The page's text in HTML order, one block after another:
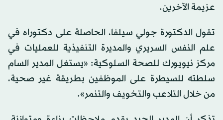
عزيمة الآخرين.
تقول الدكتورة جولي سيلفا، الحاصلة على دكتوراه في
علم النفس السريري والمديرة التنفيذية للعمليات في
مركز نيويورك للصحة السلوكية: «يستغل المدير السام
سلطته للسيطرة على الموظفين بطريقة غير صحية،
من خلال التلاعب والتخويف والتنمر».